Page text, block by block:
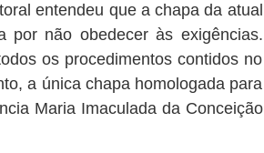
entendeu que a chapa da atual
por não obedecer às exigências.
os procedimentos contidos no
a única chapa homologada para
Maria Imaculada da Conceição